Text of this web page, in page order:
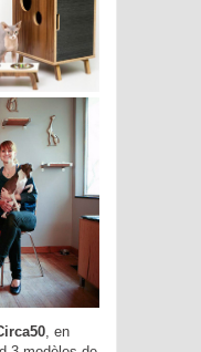
, en